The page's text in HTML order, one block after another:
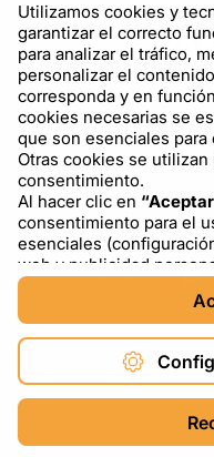
ES
Utilizamos cookies y
garantizar el correcto
para analizar el tráfico,
personalizar el
corresponda y en
cookies necesarias se
que son esenciales
Otras cookies se
consentimiento.
Al hacer clic en
consentimiento para el
esenciales
web y publicidad
“Rechazar todo”
las cookies necesarias.
de cookies”, puede
permitir o bloquear.
consentimiento en
enlace “Configuración
sitio. Para obtener más
cookies, incluida